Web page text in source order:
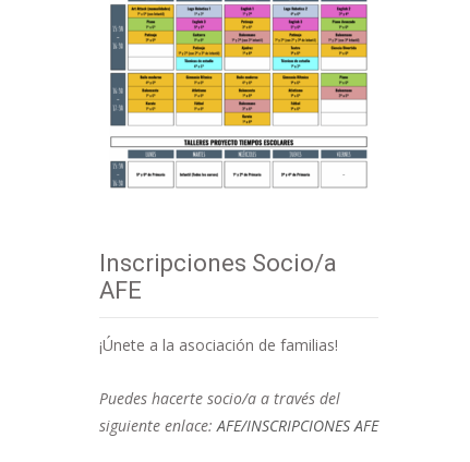
Inscripciones Socio/a
AFE
¡Únete a la asociación de familias!
Puedes hacerte socio/a a través del
siguiente enlace:AFE/INSCRIPCIONES AFE